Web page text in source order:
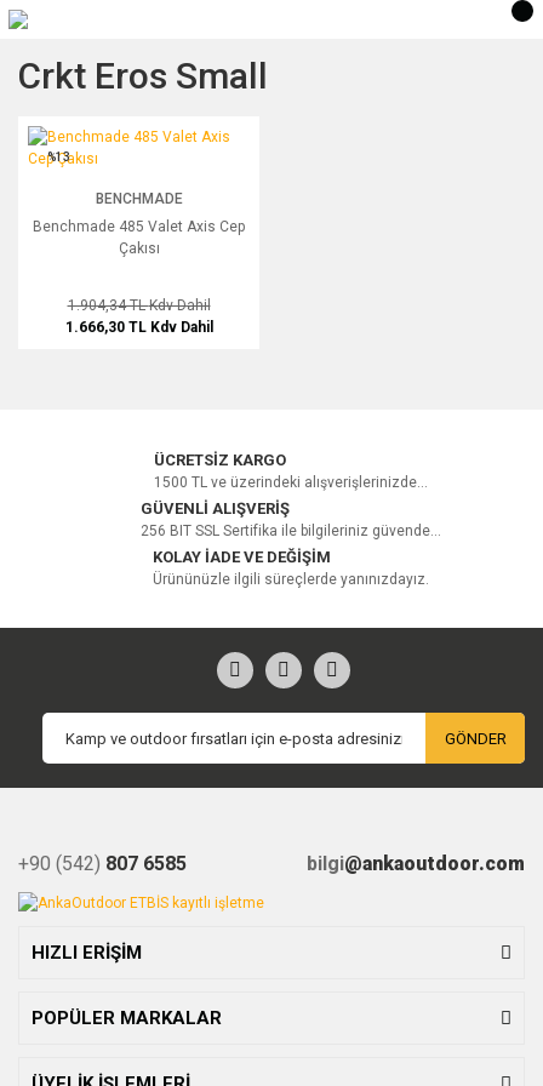
Crkt Eros Small
Benchmade 485 Valet Axis Cep Çakısı
%13
BENCHMADE
Benchmade 485 Valet Axis Cep
Çakısı
1.904,34 TLKdv Dahil
1.666,30 TL Kdv Dahil
ÜCRETSİZ KARGO
1500 TL ve üzerindeki alışverişlerinizde...
GÜVENLİ ALIŞVERİŞ
256 BIT SSL Sertifika ile bilgileriniz güvende...
KOLAY İADE VE DEĞİŞİM
Ürününüzle ilgili süreçlerde yanınızdayız.
GÖNDER
+90 (542) 807 6585 bilgi@ankaoutdoor.com
HIZLI ERİŞİM
POPÜLER MARKALAR